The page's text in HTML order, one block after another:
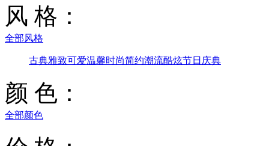
风 格：
全部风格
古典雅致可爱温馨时尚简约潮流酷炫节日庆典
颜 色：
全部颜色